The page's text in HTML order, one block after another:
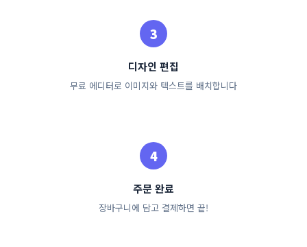
디자인 편집
무료 에디터로 이미지와 텍스트를 배치합니다
주문 완료
장바구니에 담고 결제하면 끝!